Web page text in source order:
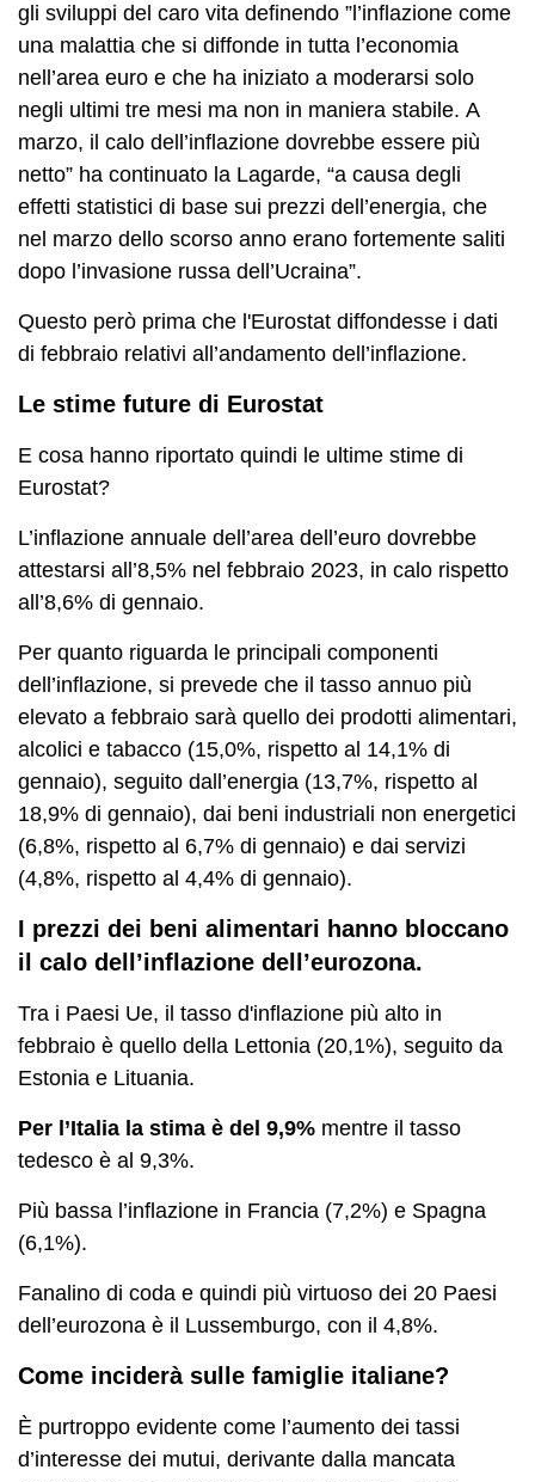
gli sviluppi del caro vita definendo ”l’inflazione come
una malattia che si diffonde in tutta l’economia
nell’area euro e che ha iniziato a moderarsi solo
negli ultimi tre mesi ma non in maniera stabile. A
marzo, il calo dell’inflazione dovrebbe essere più
netto” ha continuato la Lagarde, “a causa degli
effetti statistici di base sui prezzi dell’energia, che
nel marzo dello scorso anno erano fortemente saliti
dopo l’invasione russa dell’Ucraina”.
Questo però prima che l'Eurostat diffondesse i dati
di febbraio relativi all’andamento dell’inflazione.
Le stime future di Eurostat
E cosa hanno riportato quindi le ultime stime di
Eurostat?
L’inflazione annuale dell’area dell’euro dovrebbe
attestarsi all’8,5% nel febbraio 2023, in calo rispetto
all’8,6% di gennaio.
Per quanto riguarda le principali componenti
dell’inflazione, si prevede che il tasso annuo più
elevato a febbraio sarà quello dei prodotti alimentari,
alcolici e tabacco (15,0%, rispetto al 14,1% di
gennaio), seguito dall’energia (13,7%, rispetto al
18,9% di gennaio), dai beni industriali non energetici
(6,8%, rispetto al 6,7% di gennaio) e dai servizi
(4,8%, rispetto al 4,4% di gennaio).
I prezzi dei beni alimentari hanno bloccano
il calo dell’inflazione dell’eurozona.
Tra i Paesi Ue, il tasso d'inflazione più alto in
febbraio è quello della Lettonia (20,1%), seguito da
Estonia e Lituania.
Per l’Italia la stima è del 9,9% mentre il tasso
tedesco è al 9,3%.
Più bassa l’inflazione in Francia (7,2%) e Spagna
(6,1%).
Fanalino di coda e quindi più virtuoso dei 20 Paesi
dell’eurozona è il Lussemburgo, con il 4,8%.
Come inciderà sulle famiglie italiane?
È purtroppo evidente come l’aumento dei tassi
d’interesse dei mutui, derivante dalla mancata